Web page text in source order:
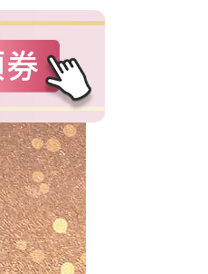
認頁面所載為準。
過，訂單將自動取
分期系統評分，恕
算日後寄送繳費提
大直營門市／銀行轉
公司）所提供，讓
店將買賣／分期付
交帳款。
商店將以您的個人
蒐集、處理及利
核對及更正。